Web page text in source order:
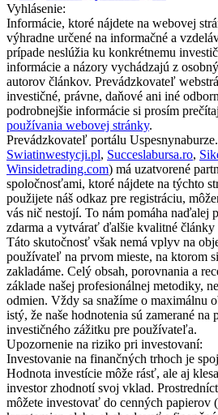
Vyhlásenie:
Informácie, ktoré nájdete na webovej
výhradne určené na informačné a
prípade neslúžia ku konkrétnemu
informácie a názory vychádzajú z
autorov článkov. Prevádzkovateľ
investičné, právne, daňové ani iné
podrobnejšie informácie si prosím
používania webovej stránky.
Prevádzkovateľ portálu
Swiatinwestycji.pl, Succeslabursa.ro,
Winsidetrading.com) má uzatvorené
spoločnosťami, ktoré nájdete na týchto
použijete náš odkaz pre registráciu,
vás nič nestojí. To nám pomáha naďalej
zdarma a vytvárať ďalšie kvalitné
Táto skutočnosť však nemá vplyv na
používateľ na prvom mieste, na ktorom
zakladáme. Celý obsah, porovnania a
základe našej profesionálnej metodiky,
odmien. Vždy sa snažíme o maximálnu
istý, že naše hodnotenia sú zamerané na
investičného zážitku pre používateľa.
Upozornenie na riziko pri investovaní:
Investovanie na finančných trhoch je
Hodnota investície môže rásť, ale aj
investor zhodnotí svoj vklad.
môžete investovať do cenných papierov